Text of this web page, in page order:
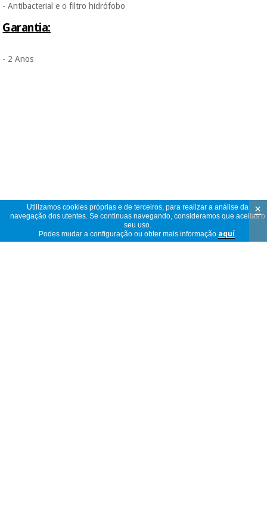
- Antibacterial e o filtro hidrófobo
Garantia:
- 2 Anos
Utilizamos cookies próprias e de terceiros, para realizar a análise da
navegação dos utentes. Se continuas navegando, consideramos que aceitas o
seu uso.
Podes mudar a configuração ou obter mais informação aquí.
×